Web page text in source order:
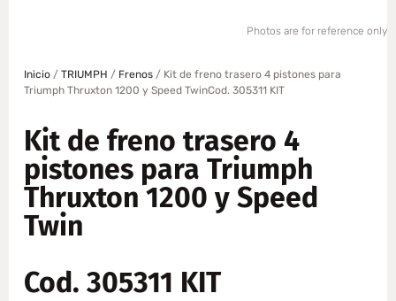
Photos are for reference only
Inicio /TRIUMPH / Frenos / Kit de freno trasero 4 pistones para
Triumph Thruxton 1200 y Speed TwinCod. 305311 KIT
Kit de freno trasero 4
pistones para Triumph
Thruxton 1200 y Speed
Twin
Cod. 305311 KIT